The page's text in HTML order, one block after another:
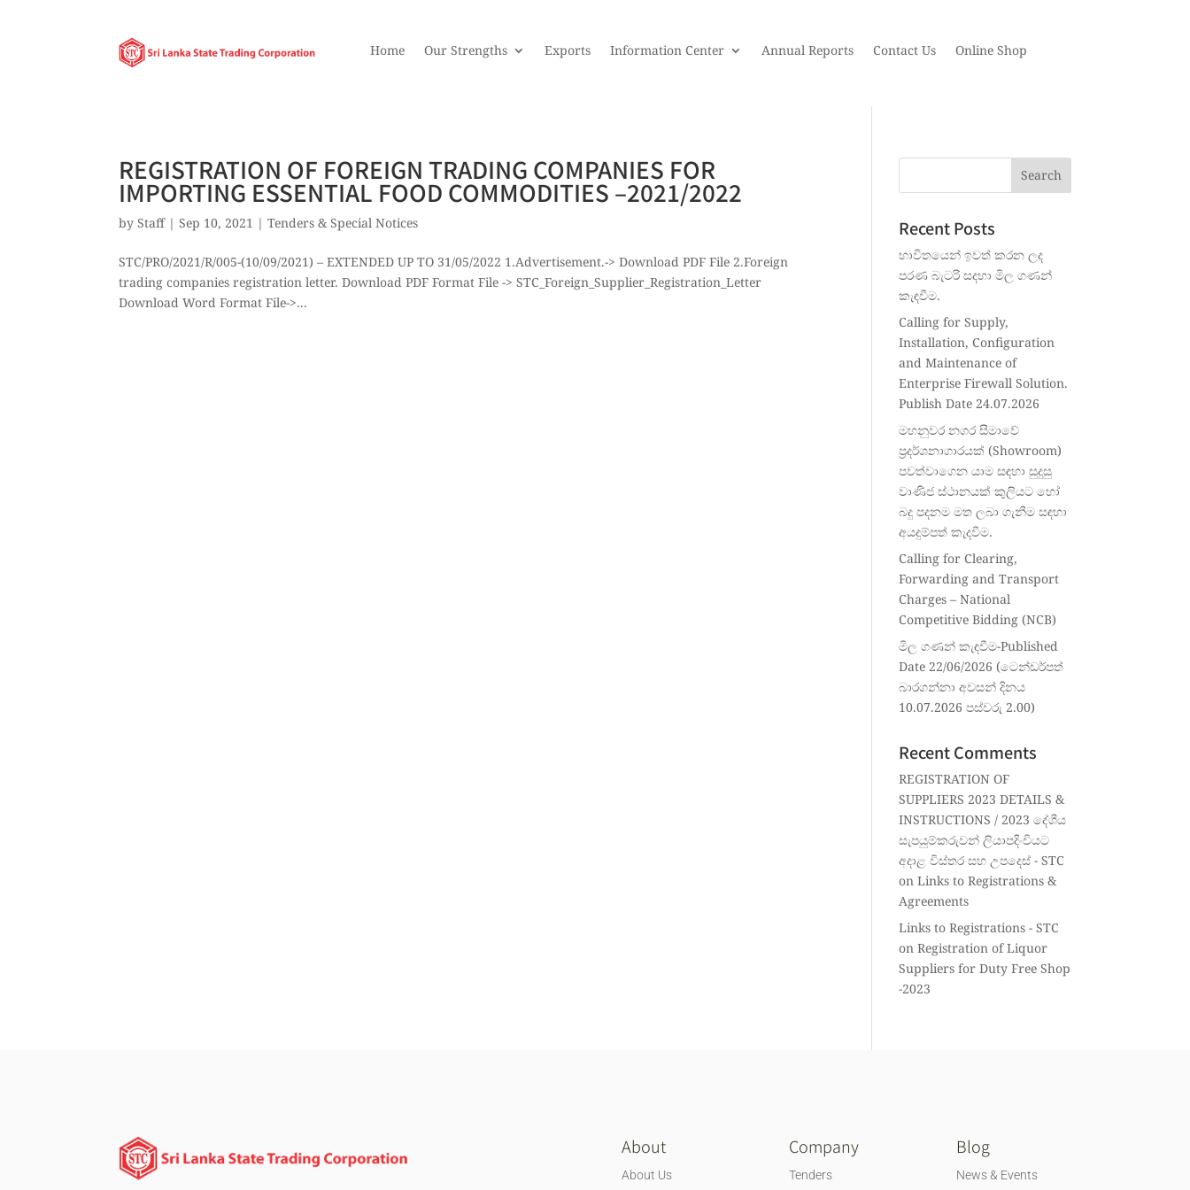
Home Our Strengths Exports Information Center Annual Reports Contact Us Online Shop
REGISTRATION OF FOREIGN TRADING COMPANIES FOR
IMPORTING ESSENTIAL FOOD COMMODITIES –2021/2022
byStaff|Sep 10, 2021 |Tenders & Special Notices
STC/PRO/2021/R/005-(10/09/2021) – EXTENDED UP TO 31/05/2022 1.Advertisement.-> Download PDF File 2.Foreign
trading companies registration letter. Download PDF Format File -> STC_Foreign_Supplier_Registration_Letter
Download Word Format File->...
Recent Posts
භාවිතයෙන් ඉවත් කරන ලද
පරණ බැටරි සදහා මිල ගණන්
කැඳවීම.
Calling for Supply,
Installation, Configuration
and Maintenance of
Enterprise Firewall Solution.
Publish Date 24.07.2026
මහනුවර නගර සීමාවේ
ප්‍රදර්ශනාගාරයක් (Showroom)
පවත්වාගෙන යාම සඳහා සුදුසු
වාණිජ ස්ථානයක් කුලියට හෝ
බදු පදනම මත ලබා ගැනීම සඳහා
අයදුම්පත් කැදවීම.
Calling for Clearing,
Forwarding and Transport
Charges – National
Competitive Bidding (NCB)
මිල ගණන් කැඳවීම-Published
Date 22/06/2026 (ටෙන්ඩර්පත්
බාරගන්නා අවසන් දිනය
10.07.2026 පස්වරු 2.00)
Recent Comments
REGISTRATION OF
SUPPLIERS 2023 DETAILS &
INSTRUCTIONS / 2023 දේශීය
සැපයුම්කරුවන් ලියාපදිංචියට
අදාළ විස්තර සහ උපදෙස් - STC
onLinks to Registrations &
Agreements
Links to Registrations - STC
onRegistration of Liquor
Suppliers for Duty Free Shop
-2023
About
About Us
Company
Tenders
Blog
News & Events